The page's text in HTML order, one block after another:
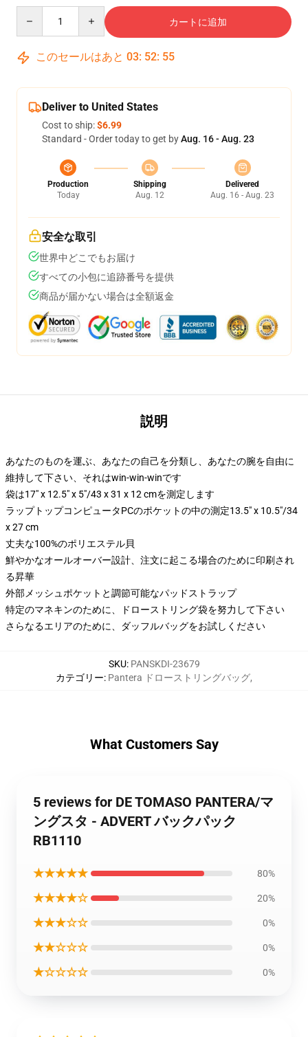
カートに追加
このセールはあと 03: 52: 54
Deliver to United States
Cost to ship:$6.99
Standard - Order today to get byAug. 16 - Aug. 23
Production
Today
Shipping
Aug. 12
Delivered
Aug. 16 - Aug. 23
安全な取引
世界中どこでもお届け
すべての小包に追跡番号を提供
商品が届かない場合は全額返金
説明
あなたのものを運ぶ、あなたの自己を分類し、あなたの腕を自由に
維持して下さい、それはwin-win-winです
袋は17" x 12.5" x 5"/43 x 31 x 12 cmを測定します
ラップトップコンピュータPCのポケットの中の測定13.5" x 10.5"/34
x 27 cm
丈夫な100%のポリエステル貝
鮮やかなオールオーバー設計、注文に起こる場合のために印刷され
る昇華
外部メッシュポケットと調節可能なパッドストラップ
特定のマネキンのために、ドローストリング袋を努力して下さい
さらなるエリアのために、ダッフルバッグをお試しください
SKU: PANSKDI-23679
カテゴリー: Pantera ドローストリングバッグ,
What Customers Say
5 reviews for DE TOMASO PANTERA/マ
ングスタ - ADVERT バックパック
RB1110
★★★★★ 80%
★★★★☆ 20%
★★★☆☆ 0%
★★☆☆☆ 0%
★☆☆☆☆ 0%